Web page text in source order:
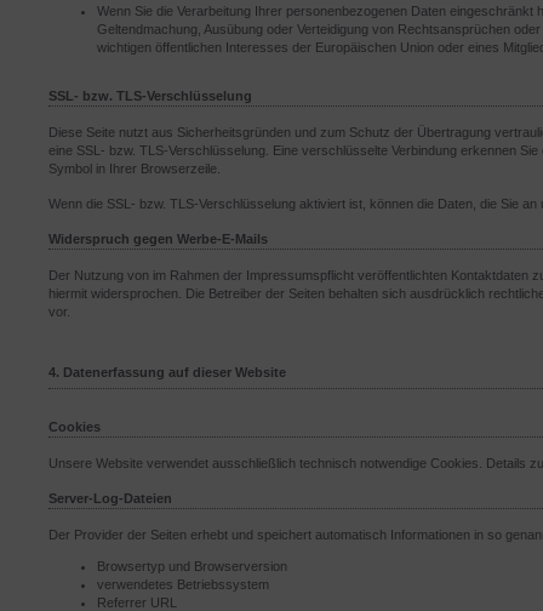
Wenn Sie die Verarbeitung Ihrer personenbezogenen Daten
Geltendmachung, Ausübung oder Verteidigung von Rechtsansprüchen
wichtigen öffentlichen Interesses der Europäischen Union oder eines
SSL- bzw. TLS-Verschlüsselung
Diese Seite nutzt aus Sicherheitsgründen und zum Schutz der Übertragung
eine SSL- bzw. TLS-Verschlüsselung. Eine verschlüsselte Verbindung erkennen
Symbol in Ihrer Browserzeile.
Wenn die SSL- bzw. TLS-Verschlüsselung aktiviert ist, können die Daten, die Sie
Widerspruch gegen Werbe-E-Mails
Der Nutzung von im Rahmen der Impressumspflicht veröffentlichten Kontaktdaten
hiermit widersprochen. Die Betreiber der Seiten behalten sich ausdrücklich
vor.
4. Datenerfassung auf dieser Website
Cookies
Unsere Website verwendet ausschließlich technisch notwendige Cookies. Details
Server-Log-Dateien
Der Provider der Seiten erhebt und speichert automatisch Informationen in so
Browsertyp und Browserversion
verwendetes Betriebssystem
Referrer URL